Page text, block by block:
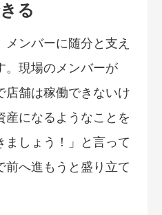
る
ンバーに随分と支え
。現場のメンバーが
店舗は稼働できないけ
産になるようなことを
ましょう！」と言って
前へ進もうと盛り立て